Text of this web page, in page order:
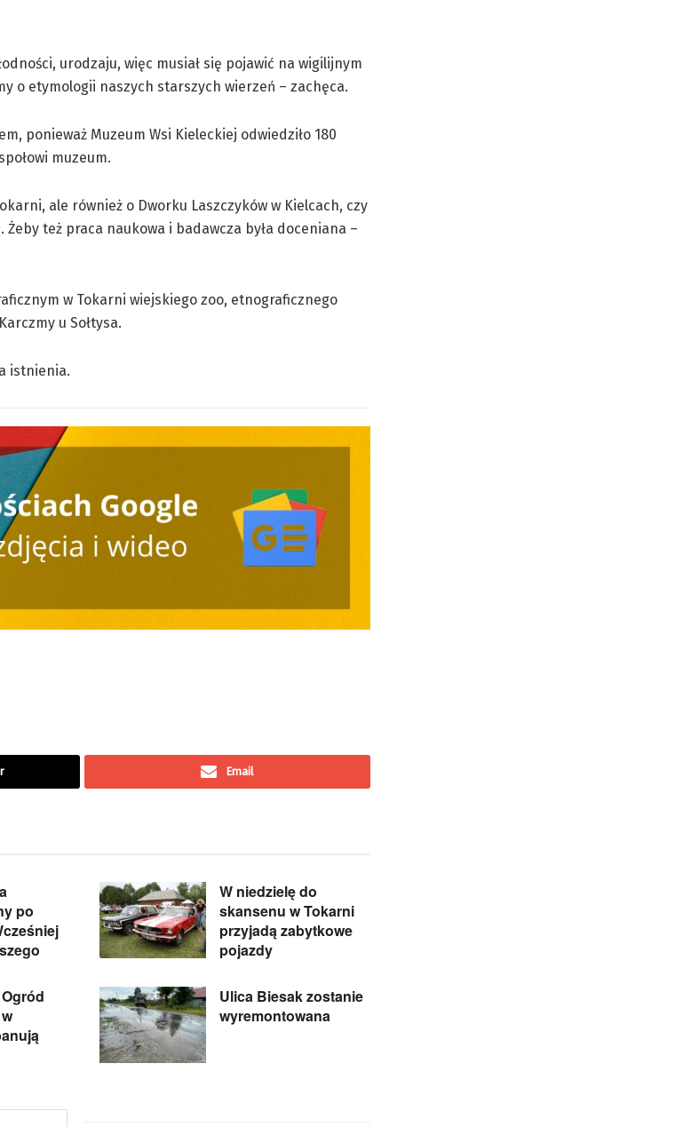
urodzaju, więc musiał się pojawić na wigilijnym
o etymologii naszych starszych wierzeń – zachęca.
ponieważ Muzeum Wsi Kieleckiej odwiedziło 180
muzeum.
ale również o Dworku Laszczyków w Kielcach, czy
też praca naukowa i badawcza była doceniana –
w Tokarni wiejskiego zoo, etnograficznego
u Sołtysa.
istnienia.
Email
po
W niedzielę do
skansenu w Tokarni
przyjadą zabytkowe
pojazdy
Ulica Biesak zostanie
wyremontowana